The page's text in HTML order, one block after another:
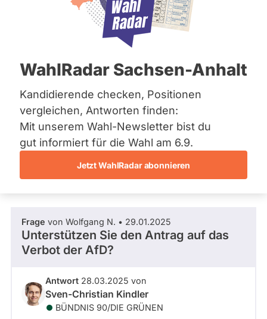
Bremen
Hamburg
Mecklenburg-Vorpommern
Nordrhein-Westfalen
Saarland
Sachsen
Sachsen-Anhalt
Sachsen-Anhalt
Schleswig-Holstein
Thüringen
Archiv
Spenden
WahlRadar Sachsen-Anhalt
Kandidierende checken, Positionen
vergleichen, Antworten finden:
Mit unserem Wahl-Newsletter bist du
gut informiert für die Wahl am 6.9.
Jetzt WahlRadar abonnieren
BÜNDNIS 90/­DIE GRÜNEN
Dieser Politiker hat kein aktuelles und kein
zukünftiges Mandat und keine
Direktandidatur auf Landes-, Bundes- oder
Wahlliste werden bei uns nicht erfasst.
Die Fragefunktion ist für diese Person
derzeit nicht aktiv.
Politiker:innen
aktiven
oder
Mandaten
können
abgeordnetenwatch
befragt
werden.
Fragen und Antworten
Frage von Wolfgang N. • 29.01.2025
Unterstützen Sie den Antrag auf das
Verbot der AfD?
Antwort 28.03.2025 von
Sven-Christian Kindler
BÜNDNIS 90/­DIE GRÜNEN